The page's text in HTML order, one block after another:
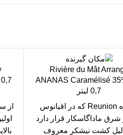
Rivière du Mât
ANANAS Caramélisé
0,7 لیتر
جزیره Reunion که در اقیانوس
شرق ماداگاسکار قرار دارد
کشت نیشکر معروف